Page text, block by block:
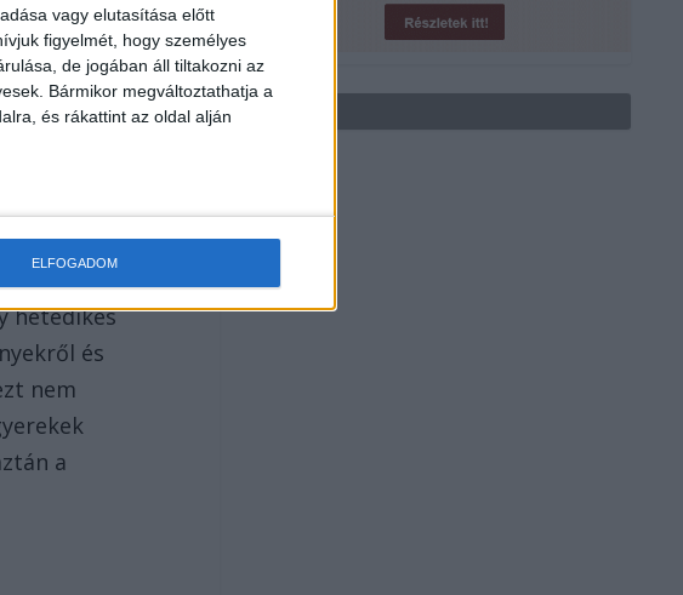
vagy elutasítása előtt
figyelmét, hogy személyes
de jogában áll tiltakozni az
Bármikor megváltoztathatja a
és rákattint az oldal alján
ELFOGADOM
hogy
hetedikes
és
nem
a